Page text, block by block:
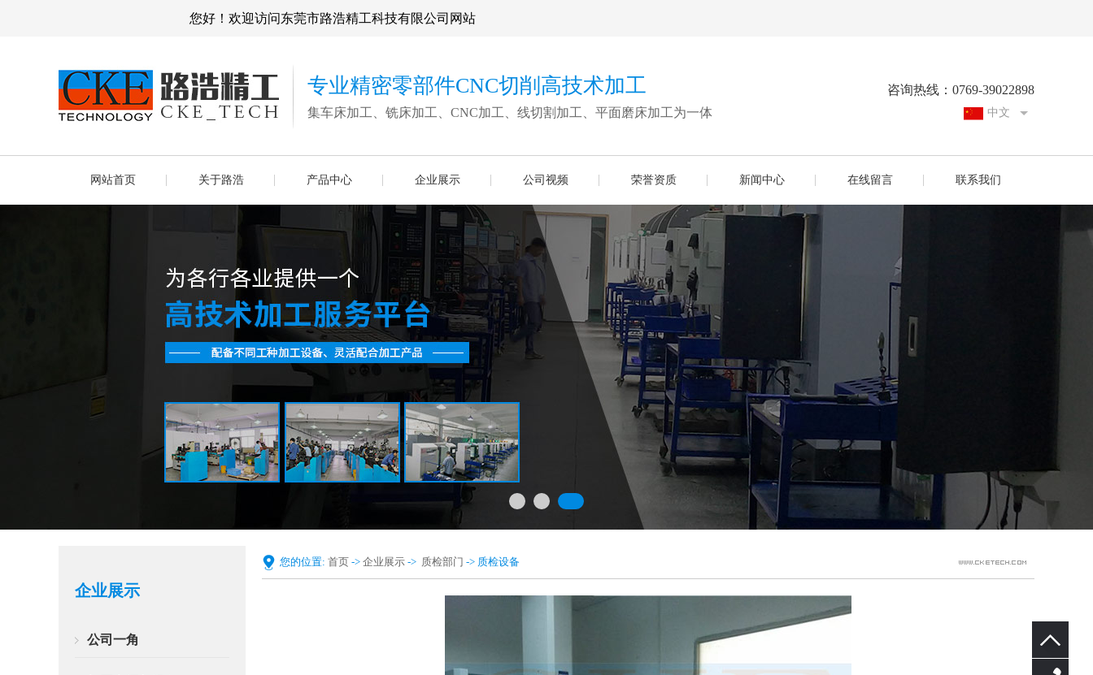
您好！欢迎访问东莞市路浩精工科技有限公司网站
专业精密零部件CNC切削高技术加工
集车床加工、铣床加工、CNC加工、线切割加工、平面磨床加工为一体
咨询热线：0769-39022898
中文
网站首页 关于路浩 产品中心 企业展示 公司视频 荣誉资质 新闻中心 在线留言 联系我们
企业展示
公司一角
您的位置: 首页 -> 企业展示 -> 质检部门 -> 质检设备